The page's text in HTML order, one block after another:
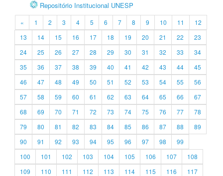
Repositório Institucional UNESP
« 1 2 3 4 5 6 7 8 9 10 11
12
13
14 15 16 17 18 19 20 21 22
23
24
25 26 27 28 29 30 31 32 33
34
35
36 37 38 39 40 41 42 43 44
45
46
47 48 49 50 51 52 53 54 55
56
57
58 59 60 61 62 63 64 65 66
67
68
69 70 71 72 73 74 75 76 77
78
79
80 81 82 83 84 85 86 87 88
89
90
91 92 93 94 95 96 97 98
99
100
101 102 103 104 105 106 107
108
109
110 111 112 113 114 115 116
117